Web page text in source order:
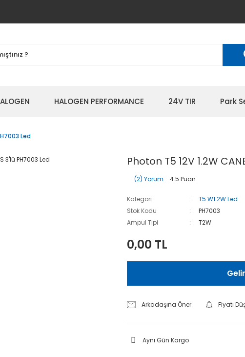
HALOGEN PERFORMANCE 24V TIR Park
Led
Photon T5 12V 1.2W
(2) Yorum - 4.5 Puan
Kategori
T5 W1.2W Led
Stok Kodu
PH7003
Ampul Tipi
T2W
0,00 TL
Arkadaşına Öner Fiyatı
Aynı Gün Kargo